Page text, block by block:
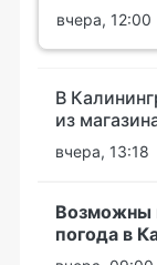
вчера, 12:00
В
из
вчера, 13:18
Возможны
погода в